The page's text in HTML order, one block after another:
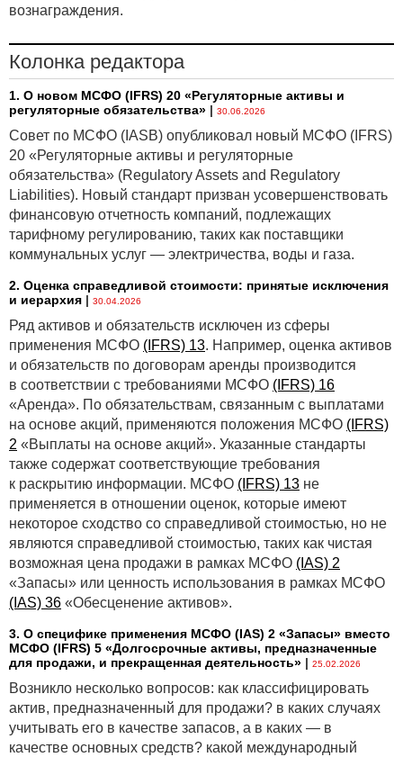
вознаграждения.
Колонка редактора
1. О новом МСФО (IFRS) 20 «Регуляторные активы и
регуляторные обязательства» | 30.06.2026
Совет по МСФО (IASB) опубликовал новый МСФО (IFRS)
20 «Регуляторные активы и регуляторные
обязательства» (Regulatory Assets and Regulatory
Liabilities). Новый стандарт призван усовершенствовать
финансовую отчетность компаний, подлежащих
тарифному регулированию, таких как поставщики
коммунальных услуг — электричества, воды и газа.
2. Оценка справедливой стоимости: принятые исключения
и иерархия | 30.04.2026
Ряд активов и обязательств исключен из сферы
применения МСФО (IFRS) 13. Например, оценка активов
и обязательств по договорам аренды производится
в соответствии с требованиями МСФО (IFRS) 16
«Аренда». По обязательствам, связанным с выплатами
на основе акций, применяются положения МСФО (IFRS)
2 «Выплаты на основе акций». Указанные стандарты
также содержат соответствующие требования
к раскрытию информации. МСФО (IFRS) 13 не
применяется в отношении оценок, которые имеют
некоторое сходство со справедливой стоимостью, но не
являются справедливой стоимостью, таких как чистая
возможная цена продажи в рамках МСФО (IAS) 2
«Запасы» или ценность использования в рамках МСФО
(IAS) 36 «Обесценение активов».
3. О специфике применения МСФО (IАS) 2 «Запасы» вместо
МСФО (IFRS) 5 «Долгосрочные активы, предназначенные
для продажи, и прекращенная деятельность» | 25.02.2026
Возникло несколько вопросов: как классифицировать
актив, предназначенный для продажи? в каких случаях
учитывать его в качестве запасов, а в каких — в
качестве основных средств? какой международный